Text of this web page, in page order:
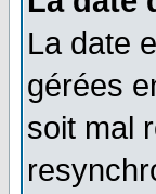
La date
gérées
soit mal